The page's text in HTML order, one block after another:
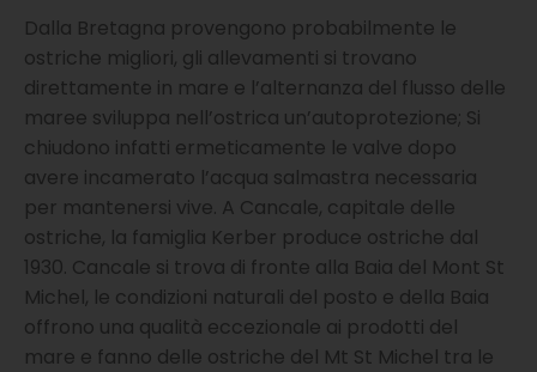
Dalla Bretagna provengono probabilmente le
ostriche migliori, gli allevamenti si trovano
direttamente in mare e l’alternanza del flusso delle
maree sviluppa nell’ostrica un’autoprotezione; Si
chiudono infatti ermeticamente le valve dopo
avere incamerato l’acqua salmastra necessaria
per mantenersi vive. A Cancale, capitale delle
ostriche, la famiglia Kerber produce ostriche dal
1930. Cancale si trova di fronte alla Baia del Mont St
Michel, le condizioni naturali del posto e della Baia
offrono una qualità eccezionale ai prodotti del
mare e fanno delle ostriche del Mt St Michel tra le